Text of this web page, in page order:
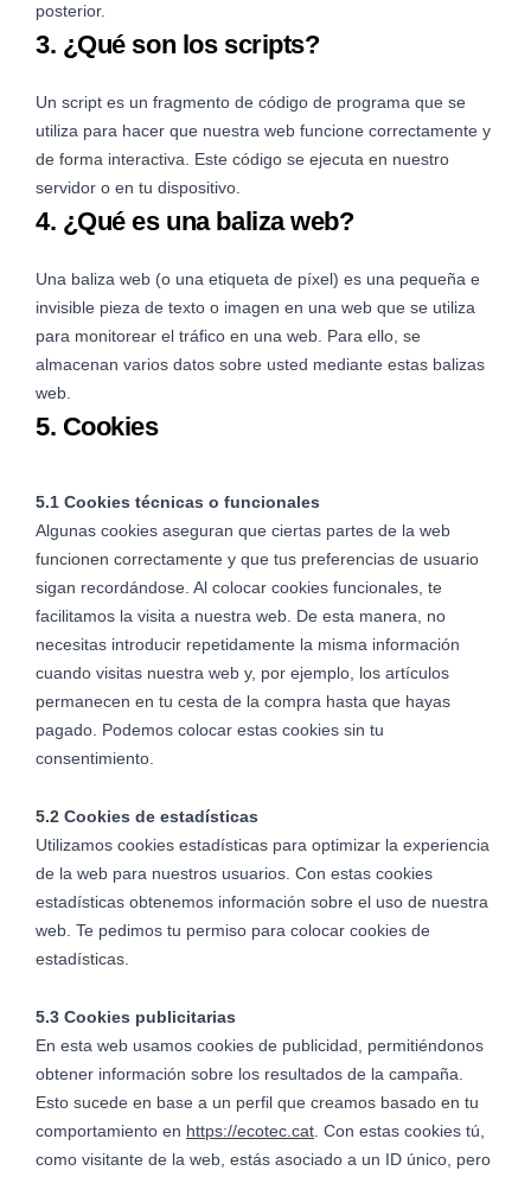
posterior.
3. ¿Qué son los scripts?
Un script es un fragmento de código de programa que se
utiliza para hacer que nuestra web funcione correctamente y
de forma interactiva. Este código se ejecuta en nuestro
servidor o en tu dispositivo.
4. ¿Qué es una baliza web?
Una baliza web (o una etiqueta de píxel) es una pequeña e
invisible pieza de texto o imagen en una web que se utiliza
para monitorear el tráfico en una web. Para ello, se
almacenan varios datos sobre usted mediante estas balizas
web.
5. Cookies
5.1 Cookies técnicas o funcionales
Algunas cookies aseguran que ciertas partes de la web
funcionen correctamente y que tus preferencias de usuario
sigan recordándose. Al colocar cookies funcionales, te
facilitamos la visita a nuestra web. De esta manera, no
necesitas introducir repetidamente la misma información
cuando visitas nuestra web y, por ejemplo, los artículos
permanecen en tu cesta de la compra hasta que hayas
pagado. Podemos colocar estas cookies sin tu
consentimiento.
5.2 Cookies de estadísticas
Utilizamos cookies estadísticas para optimizar la experiencia
de la web para nuestros usuarios. Con estas cookies
estadísticas obtenemos información sobre el uso de nuestra
web. Te pedimos tu permiso para colocar cookies de
estadísticas.
5.3 Cookies publicitarias
En esta web usamos cookies de publicidad, permitiéndonos
obtener información sobre los resultados de la campaña.
Esto sucede en base a un perfil que creamos basado en tu
comportamiento en https://ecotec.cat . Con estas cookies tú,
como visitante de la web, estás asociado a un ID único, pero